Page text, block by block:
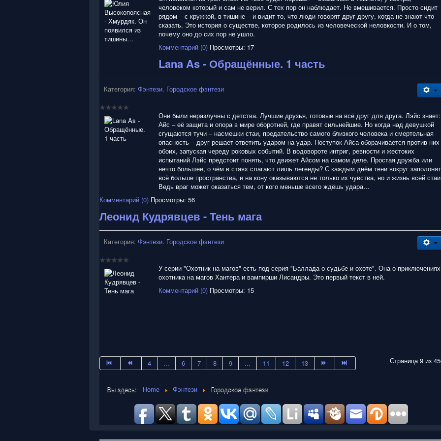
человеком который и сам не верил. С тех пор он наблюдает. Не вмешивается. Просто сидит
рядом – с кружкой, в тишине – и видит то, что люди говорят друг другу, когда не знают что
сказать. Это история о существе, которое родилось из человеческой неловкости. И о том,
почему оно до сих пор не ушло.
Комментарий (0) Просмотры: 17
Lana As - Обращённые. 1 часть
Категория: Фэнтези. Городское фэнтези
Они были неразлучны с детства. Лучшие друзья, готовые на всё друг для друга. Лэйс знает:
Айс – её защита и опора в мире оборотней, где правят сильнейшие. Но когда над девушкой
сгущаются тучи – насмешки стаи, предательство самого близкого человека и смертельная
опасность – друг решает ответить ударом на удар. Поступок Айса оборачивается против них
обоих, запуская череду роковых событий. В водовороте интриг, ревности и жестоких
испытаний Лэйс предстоит понять, что движет Айсом на самом деле. Простая дружба или
нечто большее, о чём в стаях слагают лишь легенды? С каждым днём тени вокруг заполонят
всё больше пространства, и на кону оказываются не только их чувства, но и жизнь всей
Ведь враг может оказаться тем, от кого меньше всего ждёшь удара…
Комментарий (0) Просмотры: 56
Леонид Кудрявцев - Тень мага
Категория: Фэнтези. Городское фэнтези
У серии "Охотник на магов" есть под-серия "Баллада о судьбе и охоте". Она о приключениях
охотника на магов Хантера и вампирши Лисандры. Это первый текст в ней.
Комментарий (0) Просмотры: 15
Страница 9 из
4 ... 6 7 8 9 ... 11 12 13
Вы здесь: Home Фэнтези Городское фэнтези